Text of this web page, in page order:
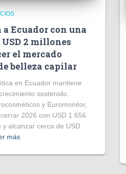
a Ecuador con una
2 millones
el mercado
belleza capilar
en Ecuador mantiene
sostenido.
y Euromonitor,
2026 con USD 1.656
y alcanzar cerca de USD
más